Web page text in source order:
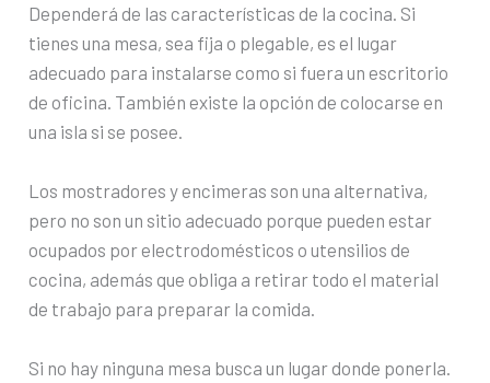
Dependerá de las características de la cocina. Si
tienes una mesa, sea fija o plegable, es el lugar
adecuado para instalarse como si fuera un escritorio
de oficina. También existe la opción de colocarse en
una isla si se posee.
Los mostradores y encimeras son una alternativa,
pero no son un sitio adecuado porque pueden estar
ocupados por electrodomésticos o utensilios de
cocina, además que obliga a retirar todo el material
de trabajo para preparar la comida.
Si no hay ninguna mesa busca un lugar donde ponerla.